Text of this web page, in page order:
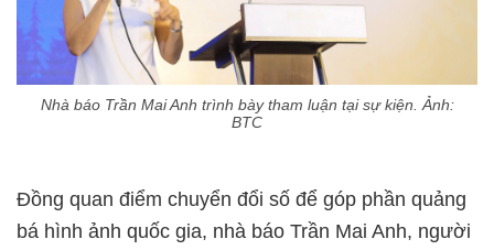
Nhà báo Trần Mai Anh trình bày tham luận tại sự kiện. Ảnh:
BTC
Đồng quan điểm chuyển đổi số để góp phần quảng
bá hình ảnh quốc gia, nhà báo Trần Mai Anh, người